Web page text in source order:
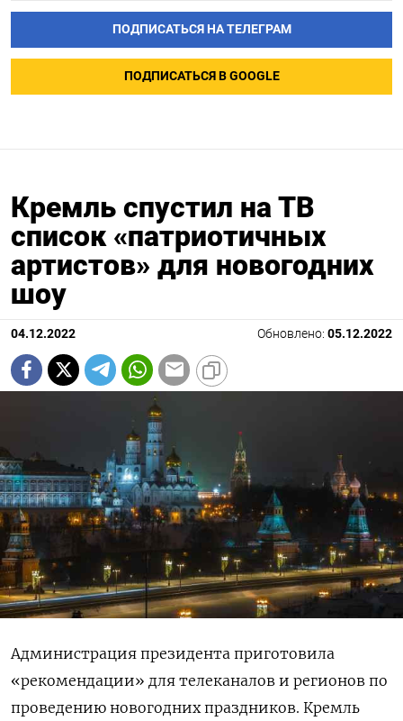
ПОДПИСАТЬСЯ НА ТЕЛЕГРАМ
ПОДПИСАТЬСЯ В GOOGLE
Кремль спустил на ТВ
список «патриотичных
артистов» для новогодних
шоу
04.12.2022 Обновлено: 05.12.2022
Администрация президента приготовила
«рекомендации» для телеканалов и регионов по
проведению новогодних праздников. Кремль